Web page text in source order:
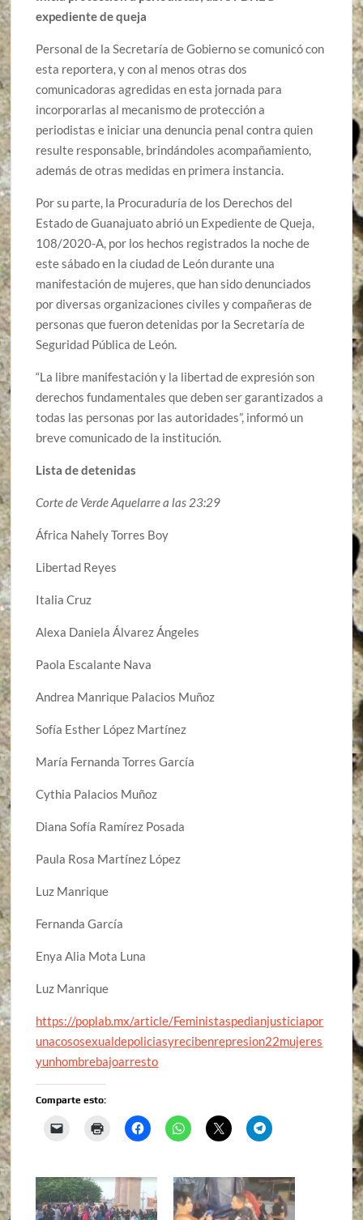
expediente de queja
Personal de la Secretaría de Gobierno se comunicó con
esta reportera, y con al menos otras dos
comunicadoras agredidas en esta jornada para
incorporarlas al mecanismo de protección a
periodistas e iniciar una denuncia penal contra quien
resulte responsable, brindándoles acompañamiento,
además de otras medidas en primera instancia.
Por su parte, la Procuraduría de los Derechos del
Estado de Guanajuato abrió un Expediente de Queja,
108/2020-A, por los hechos registrados la noche de
este sábado en la ciudad de León durante una
manifestación de mujeres, que han sido denunciados
por diversas organizaciones civiles y compañeras de
personas que fueron detenidas por la Secretaría de
Seguridad Pública de León.
“La libre manifestación y la libertad de expresión son
derechos fundamentales que deben ser garantizados a
todas las personas por las autoridades”, informó un
breve comunicado de la institución.
Lista de detenidas
Corte de Verde Aquelarre a las 23:29
África Nahely Torres Boy
Libertad Reyes
Italia Cruz
Alexa Daniela Álvarez Ángeles
Paola Escalante Nava
Andrea Manrique Palacios Muñoz
Sofía Esther López Martínez
María Fernanda Torres García
Cythia Palacios Muñoz
Diana Sofía Ramírez Posada
Paula Rosa Martínez López
Luz Manrique
Fernanda García
Enya Alia Mota Luna
Luz Manrique
https://poplab.mx/article/Feministaspedianjusticiapor
unacososexualdepoliciasyrecibenrepresion22mujeres
yunhombrebajoarresto
Comparte esto: